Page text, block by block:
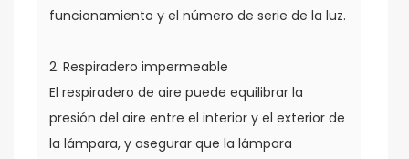
funcionamiento y el número de serie de la luz.
2. Respiradero impermeable
El respiradero de aire puede equilibrar la
presión del aire entre el interior y el exterior de
la lámpara, y asegurar que la lámpara